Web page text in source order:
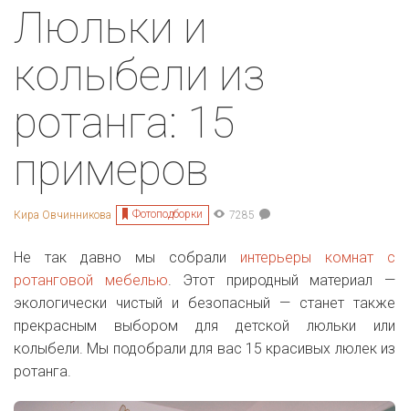
Люльки и
колыбели из
ротанга: 15
примеров
Кира Овчинникова Фотоподборки 7285
Не так давно мы собрали интерьеры комнат с
ротанговой мебелью. Этот природный материал —
экологически чистый и безопасный — станет также
прекрасным выбором для детской люльки или
колыбели. Мы подобрали для вас 15 красивых люлек из
ротанга.